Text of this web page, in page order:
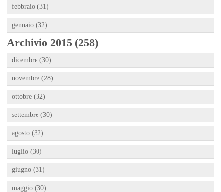
febbraio (31)
gennaio (32)
Archivio 2015 (258)
dicembre (30)
novembre (28)
ottobre (32)
settembre (30)
agosto (32)
luglio (30)
giugno (31)
maggio (30)